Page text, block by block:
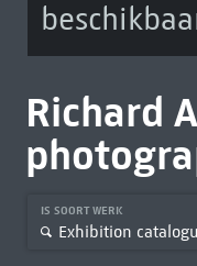
Richard
IS SOORT WERK
Exhibition